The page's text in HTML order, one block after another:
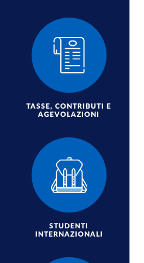
TASSE, CONTRIBUTI E
AGEVOLAZIONI
STUDENTI
INTERNAZIONALI